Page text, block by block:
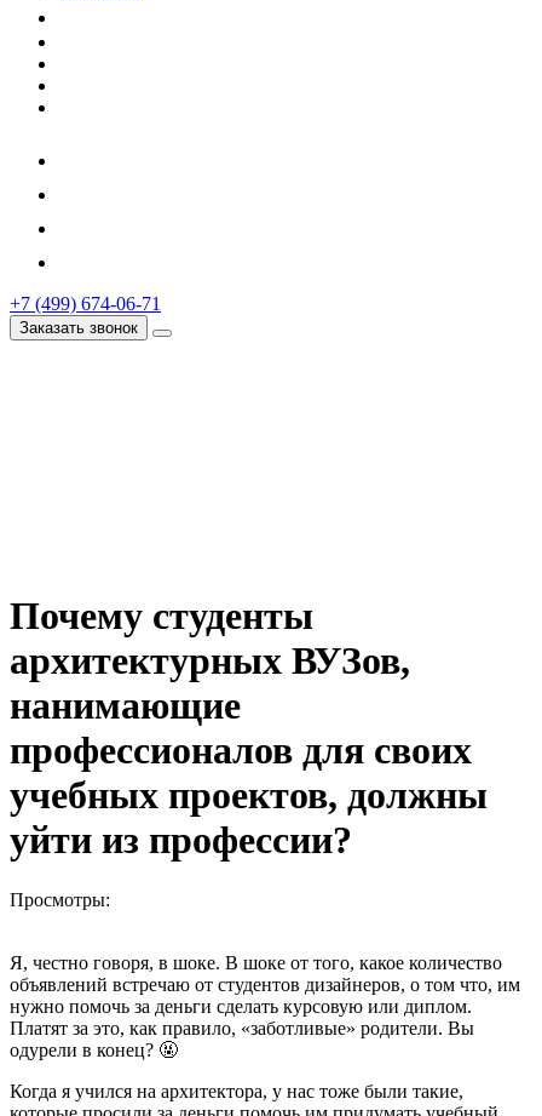
+7 (499) 674-06-71
Заказать звонок
Почему студенты
архитектурных ВУЗов,
нанимающие
профессионалов для своих
учебных проектов, должны
уйти из профессии?
Просмотры:
Я, честно говоря, в шоке. В шоке от того, какое количество
объявлений встречаю от студентов дизайнеров, о том что, им
нужно помочь за деньги сделать курсовую или диплом.
Платят за это, как правило, «заботливые» родители. Вы
одурели в конец? 🤬
Когда я учился на архитектора, у нас тоже были такие,